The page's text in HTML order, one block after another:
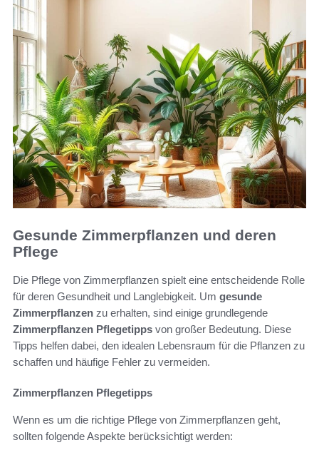
Gesunde Zimmerpflanzen und deren
Pflege
Die Pflege von Zimmerpflanzen spielt eine entscheidende Rolle
für deren Gesundheit und Langlebigkeit. Um gesunde
Zimmerpflanzen zu erhalten, sind einige grundlegende
Zimmerpflanzen Pflegetipps von großer Bedeutung. Diese
Tipps helfen dabei, den idealen Lebensraum für die Pflanzen zu
schaffen und häufige Fehler zu vermeiden.
Zimmerpflanzen Pflegetipps
Wenn es um die richtige Pflege von Zimmerpflanzen geht,
sollten folgende Aspekte berücksichtigt werden: